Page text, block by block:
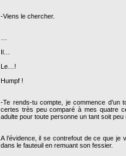
-Viens le chercher.
Il…
Le…!
Humpf !
-Te rends-tu compte, je commence
certes très peu comparé à mes quatre
adulte pour toute personne un tant soit
A l’évidence, il se contrefout de ce que je
dans le fauteuil en remuant son fessier.